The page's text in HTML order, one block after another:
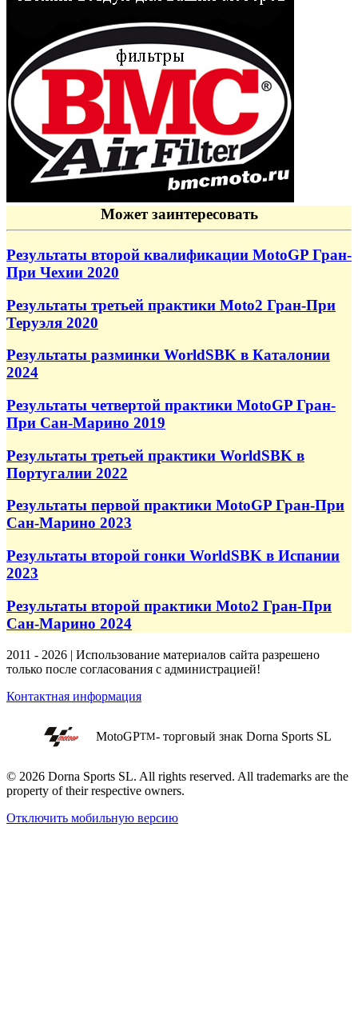
Может заинтересовать
Результаты второй квалификации MotoGP Гран-
При Чехии 2020
Результаты третьей практики Moto2 Гран-При
Теруэля 2020
Результаты разминки WorldSBK в Каталонии
2024
Результаты четвертой практики MotoGP Гран-
При Сан-Марино 2019
Результаты третьей практики WorldSBK в
Португалии 2022
Результаты первой практики MotoGP Гран-При
Сан-Марино 2023
Результаты второй гонки WorldSBK в Испании
2023
Результаты второй практики Moto2 Гран-При
Сан-Марино 2024
2011 - 2026 | Использование материалов сайта разрешено
только после согласования с администрацией!
Контактная информация
MotoGPTM- торговый знак Dorna Sports SL
© 2026 Dorna Sports SL. All rights reserved. All trademarks are the
property of their respective owners.
Отключить мобильную версию